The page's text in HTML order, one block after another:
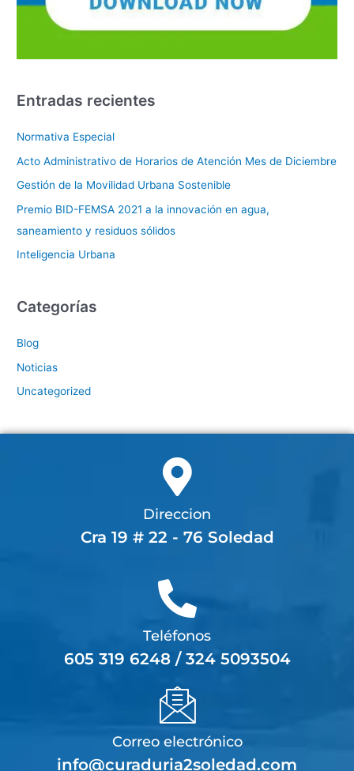
Entradas recientes
Normativa Especial
Acto Administrativo de Horarios de Atención Mes de Diciembre
Gestión de la Movilidad Urbana Sostenible
Premio BID-FEMSA 2021 a la innovación en agua,
saneamiento y residuos sólidos
Inteligencia Urbana
Categorías
Blog
Noticias
Uncategorized
Direccion
Cra 19 # 22 - 76 Soledad
Teléfonos
605 319 6248 / 324 5093504
Correo electrónico
info@curaduria2soledad.com